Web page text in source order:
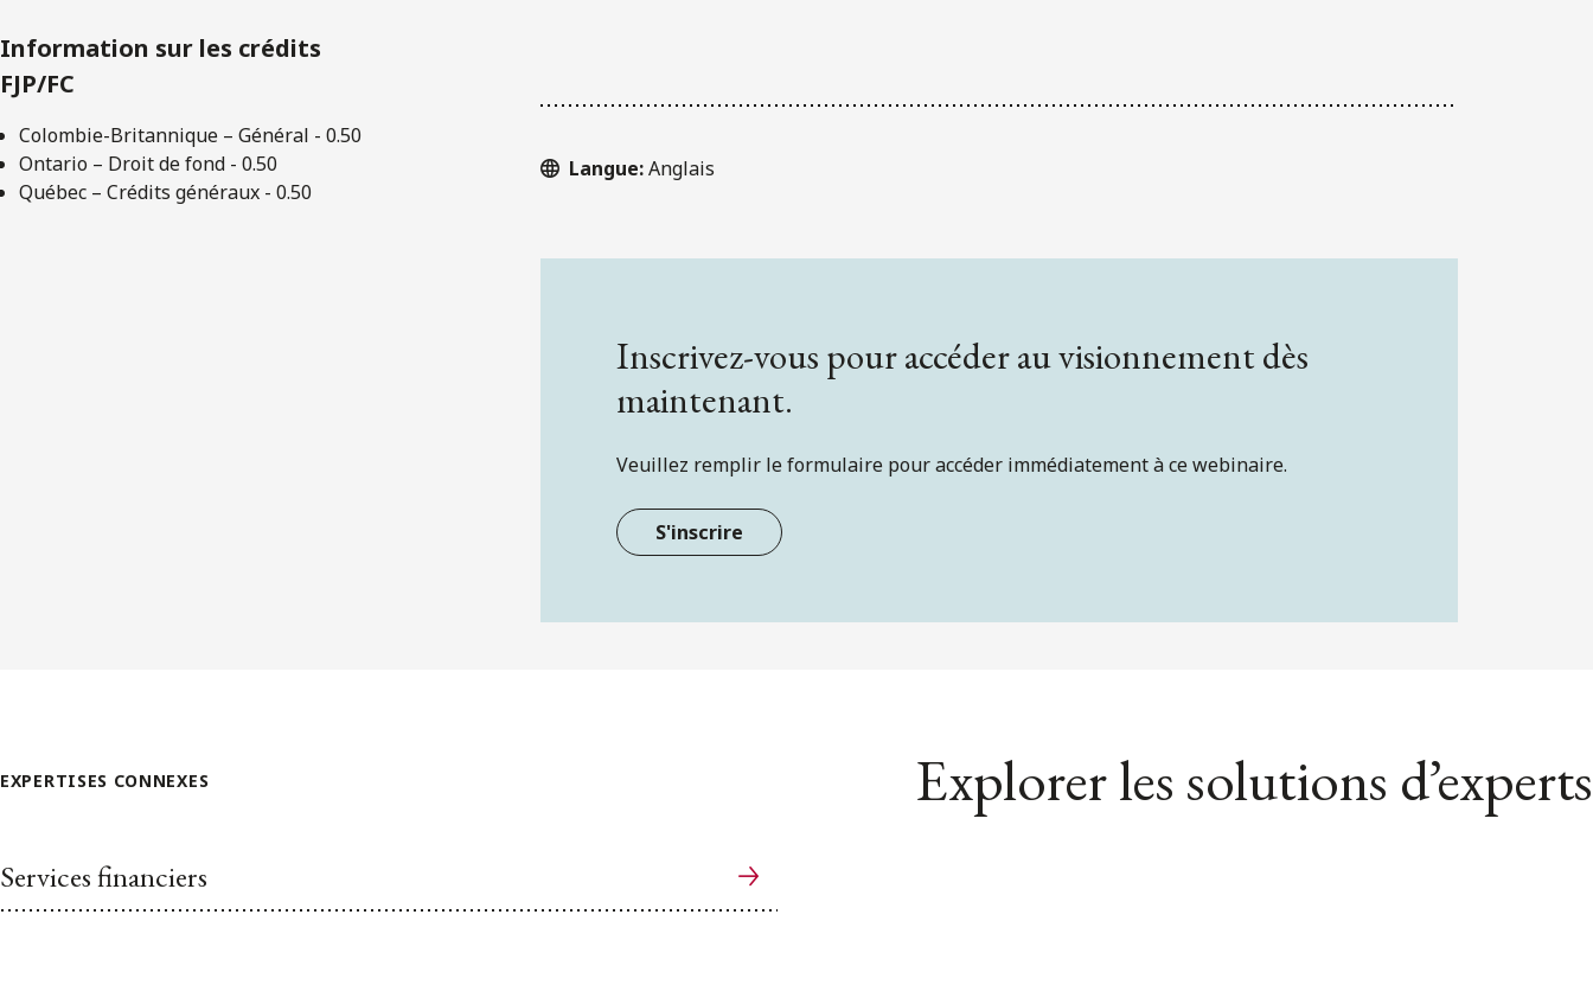
Information sur les crédits
FJP/FC
Colombie-Britannique – Général - 0.50
Ontario – Droit de fond - 0.50
Québec – Crédits généraux - 0.50
Langue:Anglais
Inscrivez-vous pour accéder au visionnement dès
maintenant.
Veuillez remplir le formulaire pour accéder immédiatement à ce webinaire.
S'inscrire
EXPERTISES CONNEXES Explorer les solutions d’experts
Services financiers